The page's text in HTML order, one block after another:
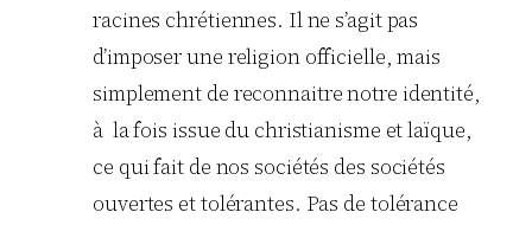
racines chrétiennes. Il ne s’agit pas
d’imposer une religion officielle, mais
simplement de reconnaitre notre identité,
à la fois issue du christianisme et laïque,
ce qui fait de nos sociétés des sociétés
ouvertes et tolérantes. Pas de tolérance